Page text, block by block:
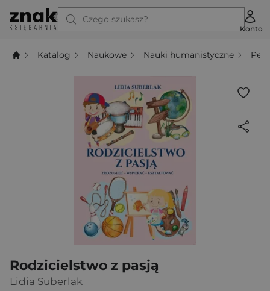
Czego szukasz?
Konto
Katalog Naukowe Nauki humanistyczne
Rodzicielstwo z pasją
Lidia Suberlak